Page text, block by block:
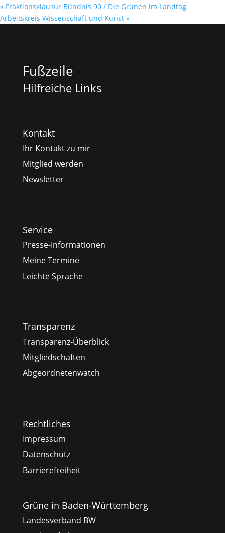
« Fraktionsklausur Bündnis 90 / Die Grünen im Landtag
Arbeitskreis Wissenschaft und Kunst »
Fußzeile
Hilfreiche Links
Kontakt
Ihr Kontakt zu mir
Mitglied werden
Newsletter
Service
Presse-Informationen
Meine Termine
Leichte Sprache
Transparenz
Transparenz-Überblick
Mitgliedschaften
Abgeordnetenwatch
Rechtliches
Impressum
Datenschutz
Barrierefreiheit
Grüne in Baden-Württemberg
Landesverband BW